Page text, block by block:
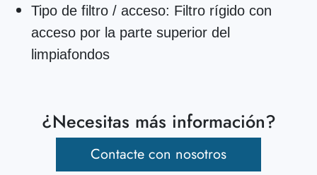
Tipo de filtro / acceso: Filtro rígido con
acceso por la parte superior del
limpiafondos
¿Necesitas más información?
Contacte con nosotros